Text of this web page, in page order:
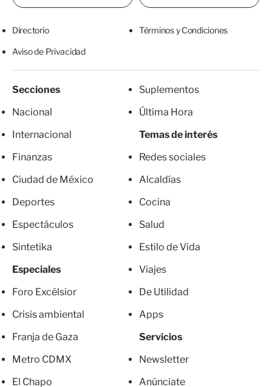
Directorio Términos y Condiciones
Aviso de Privacidad
Secciones
Nacional
Internacional
Finanzas
Ciudad de México
Deportes
Espectáculos
Sintetika
Especiales
Foro Excélsior
Crisis ambiental
Franja de Gaza
Metro CDMX
El Chapo
Suplementos
Última Hora
Temas de interés
Redes sociales
Alcaldías
Cocina
Salud
Estilo de Vida
Viajes
De Utilidad
Apps
Servicios
Newsletter
Anúnciate